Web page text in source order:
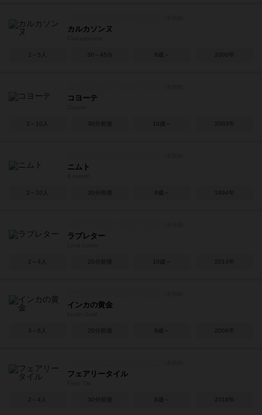
カルカソンヌ
2～5人 30～45分 8歳～ 2000年
コヨーテ
2～10人 30分前後 10歳～ 2003年
ニムト
2～10人 30分前後 8歳～ 1994年
ラブレター
2～4人 20分前後 10歳～ 2014年
インカの黄金
3～8人 20分前後 8歳～ 2006年
フェアリータイル
2～4人 30分前後 8歳～ 2018年